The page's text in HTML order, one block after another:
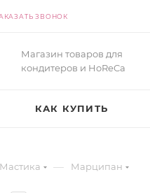
ЗВОНОК
Магазин товаров для
кондитеров и HoReCa
КАК КУПИТЬ
Мастика — Марципан